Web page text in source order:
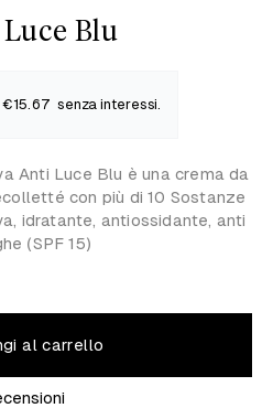
Blu
€15.67 senza interessi.
Anti Luce Blu è una crema da
con più di 10 Sostanze
idratante, antiossidante, anti
(SPF 15)
al carrello